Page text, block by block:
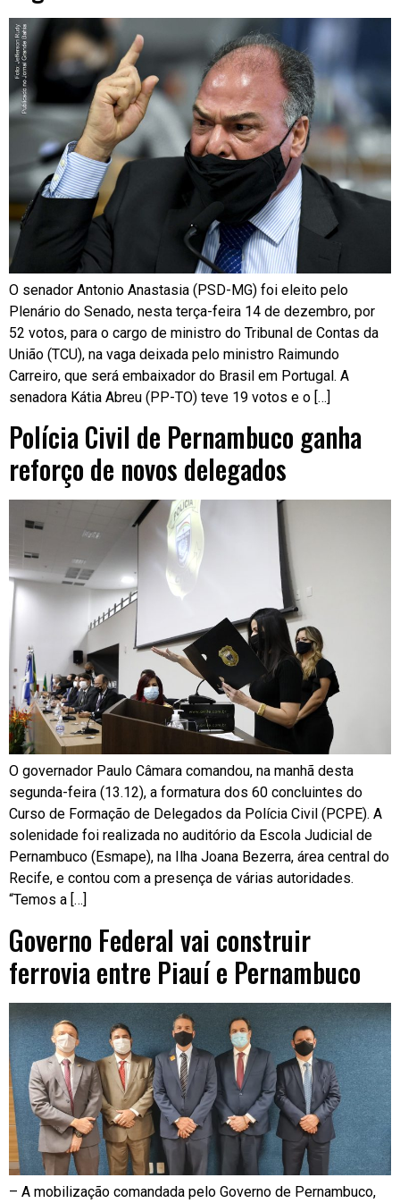
O senador Antonio Anastasia (PSD-MG) foi eleito pelo
Plenário do Senado, nesta terça-feira 14 de dezembro, por
52 votos, para o cargo de ministro do Tribunal de Contas da
União (TCU), na vaga deixada pelo ministro Raimundo
Carreiro, que será embaixador do Brasil em Portugal. A
senadora Kátia Abreu (PP-TO) teve 19 votos e o […]
Polícia Civil de Pernambuco ganha
reforço de novos delegados
O governador Paulo Câmara comandou, na manhã desta
segunda-feira (13.12), a formatura dos 60 concluintes do
Curso de Formação de Delegados da Polícia Civil (PCPE). A
solenidade foi realizada no auditório da Escola Judicial de
Pernambuco (Esmape), na Ilha Joana Bezerra, área central do
Recife, e contou com a presença de várias autoridades.
“Temos a […]
Governo Federal vai construir
ferrovia entre Piauí e Pernambuco
– A mobilização comandada pelo Governo de Pernambuco,